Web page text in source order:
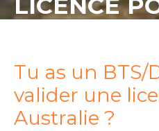
Tu as un BTS/
valider une
Australie ?